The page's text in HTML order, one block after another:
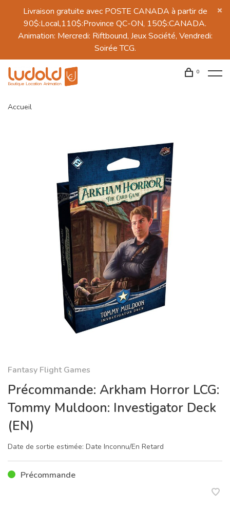
Livraison gratuite avec POSTE CANADA à partir de
90$:Local,110$:Province QC-ON, 150$:CANADA.
Animation: Mercredi: Riftbound, Jeux Société, Vendredi:
Soirée TCG.
0
Accueil
Fantasy Flight Games
Précommande: Arkham Horror LCG:
Tommy Muldoon: Investigator Deck
(EN)
Date de sortie estimée: Date Inconnu/En Retard
Précommande